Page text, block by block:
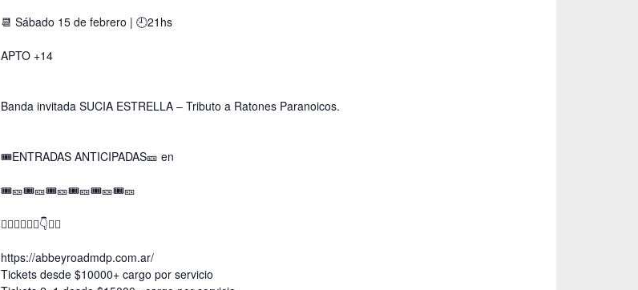
📆 Sábado 15 de febrero | 🕘21hs
APTO +14
Banda invitada SUCIA ESTRELLA – Tributo a Ratones Paranoicos.
🎟ENTRADAS ANTICIPADAS🎫 en
🎟️🎫🎟️🎫🎟🎫🎟🎫🎟🎫🎟🎫
👇🏿👇🏿👇🏾👇👇🏼
https://abbeyroadmdp.com.ar/
Tickets desde $10000+ cargo por servicio